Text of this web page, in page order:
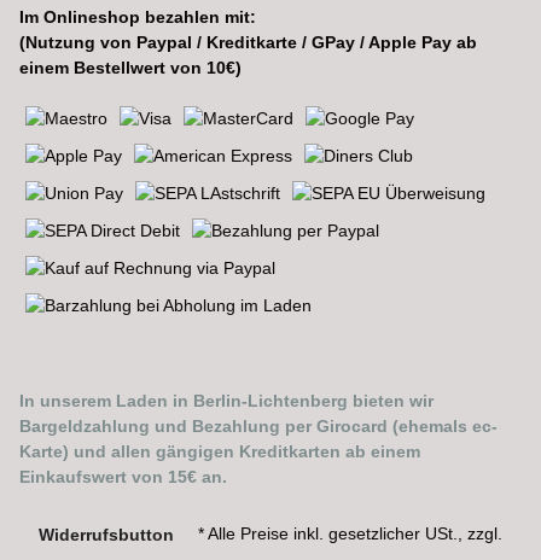
Im Onlineshop bezahlen mit:
(Nutzung von Paypal / Kreditkarte / GPay / Apple Pay ab
einem Bestellwert von 10€)
In unserem Laden in Berlin-Lichtenberg bieten wir
Bargeldzahlung und Bezahlung per Girocard (ehemals ec-
Karte) und allen gängigen Kreditkarten ab einem
Einkaufswert von 15€ an.
Widerrufsbutton * Alle Preise inkl. gesetzlicher USt., zzgl.